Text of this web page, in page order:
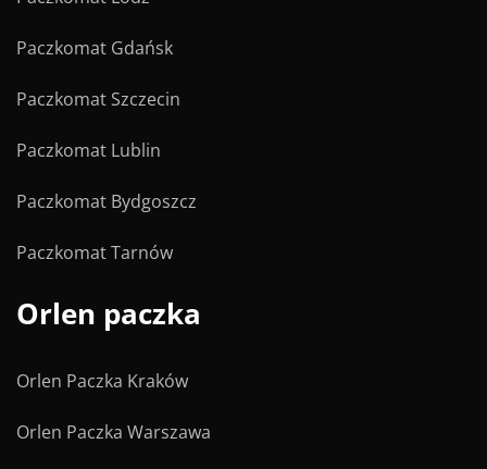
Paczkomat Gdańsk
Paczkomat Szczecin
Paczkomat Lublin
Paczkomat Bydgoszcz
Paczkomat Tarnów
Orlen paczka
Orlen Paczka Kraków
Orlen Paczka Warszawa